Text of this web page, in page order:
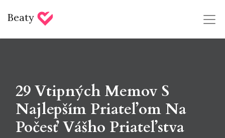
Beaty
29 Vtipných Memov S
Najlepším Priateľom Na
Počesť Vášho Priateľstva